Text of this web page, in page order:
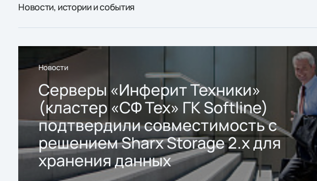
Новости, истории и события
Новости
Серверы «Инферит Техники»
(кластер «СФ Тех» ГК Softline)
подтвердили совместимость с
решением Sharx Storage 2.x для
хранения данных